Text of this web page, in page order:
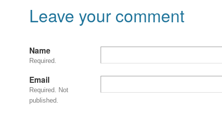
Leave your comment
Name
Required.
Email
Required. Not
published.